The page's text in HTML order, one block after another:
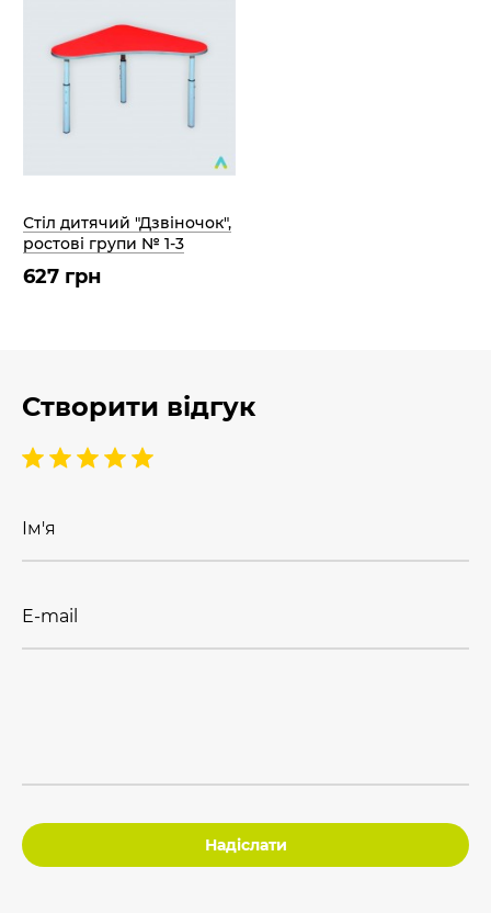
Стіл дитячий "Дзвіночок",
ростові групи № 1-3
627 грн
Створити відгук
Ім'я
E-mail
Надіслати